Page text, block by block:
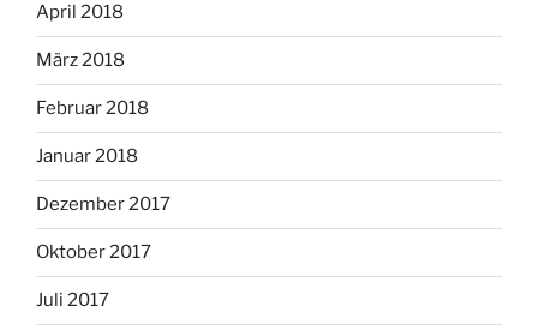
April 2018
März 2018
Februar 2018
Januar 2018
Dezember 2017
Oktober 2017
Juli 2017